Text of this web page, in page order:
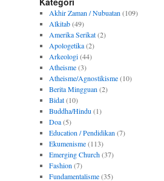
Akhir Zaman / Nubuatan (109)
Alkitab(49)
Amerika Serikat(2)
Apologetika(2)
Arkeologi(44)
Atheisme(3)
Atheisme/Agnostikisme(10)
Berita Mingguan (2)
Bidat(10)
Buddha/Hindu (1)
Doa(5)
Education / Pendidikan (7)
Ekumenisme(113)
Emerging Church(37)
Fashion (7)
Fundamentalisme(35)